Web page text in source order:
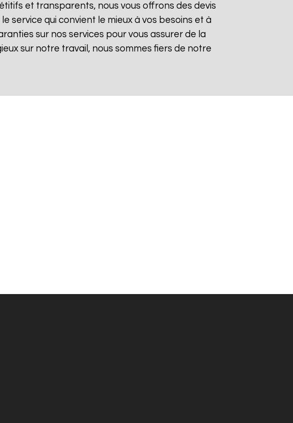
et transparents, nous vous offrons des devis
service qui convient le mieux à vos besoins et à
sur nos services pour vous assurer de la
sur notre travail, nous sommes fiers de notre